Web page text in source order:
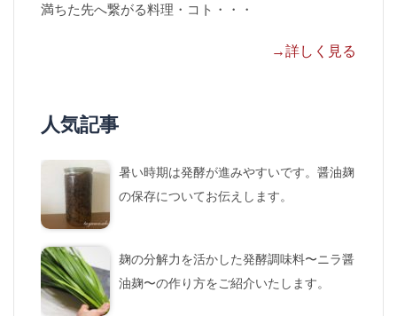
満ちた先へ繋がる料理・コト・・・
→詳しく見る
人気記事
暑い時期は発酵が進みやすいです。醤油麹
の保存についてお伝えします。
麹の分解力を活かした発酵調味料〜ニラ醤
油麹〜の作り方をご紹介いたします。